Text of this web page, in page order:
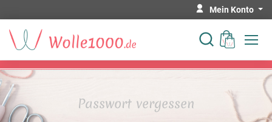
Mein Konto
Passwort vergessen